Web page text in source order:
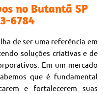
no Butantã SP
6784
de ser uma referência em
soluções criativas e de
Em um mercado
que é fundamental
e fortalecerem suas